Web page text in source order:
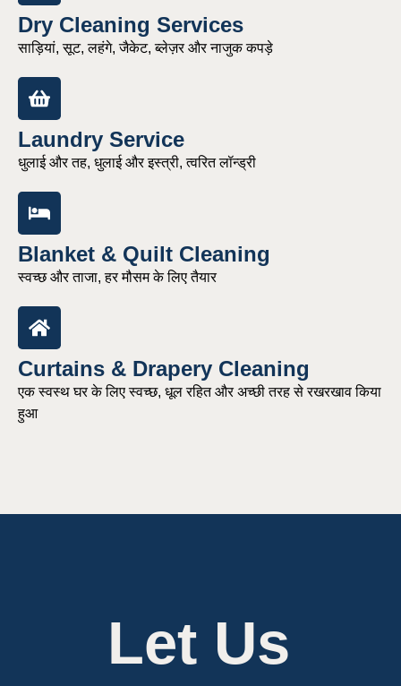
Dry Cleaning Services
साड़ियां, सूट, लहंगे, जैकेट, ब्लेज़र और नाजुक कपड़े
Laundry Service
धुलाई और तह, धुलाई और इस्त्री, त्वरित लॉन्ड्री
Blanket & Quilt Cleaning
स्वच्छ और ताजा, हर मौसम के लिए तैयार
Curtains & Drapery Cleaning
एक स्वस्थ घर के लिए स्वच्छ, धूल रहित और अच्छी तरह से रखरखाव किया
हुआ
Let Us